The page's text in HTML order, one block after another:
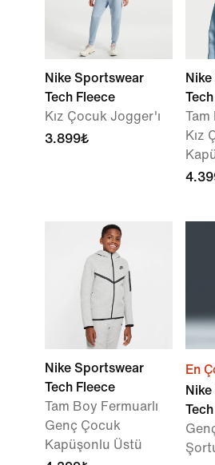
Nike Sportswear
Tech Fleece
Kız Çocuk Jogger'ı
3.899₺
Tam
Kız
Nike Sportswear
Tech Fleece
Tam Boy Fermuarlı
Genç Çocuk
Kapüşonlu Üstü
En